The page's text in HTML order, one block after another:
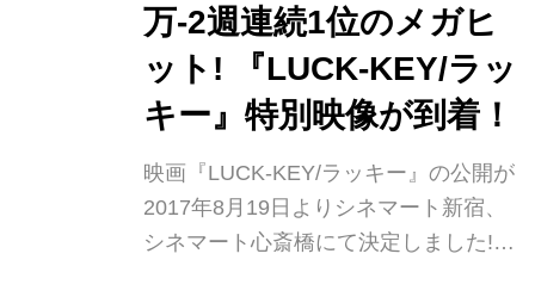
的人気を獲得したヒョンビンが上司の
裏切りにより妻と仲間を殺され、復讐
に燃える北朝鮮の最強エリート刑事イ
ム・チョルリョンを演じ、『ベテラ
万-2週連続1位のメガヒ
ット! 『LUCK-KEY/ラッ
キー』特別映像が到着！
映画『LUCK-KEY/ラッキー』の公開が
2017年8月19日よりシネマート新宿、
シネマート心斎橋にて決定しました!